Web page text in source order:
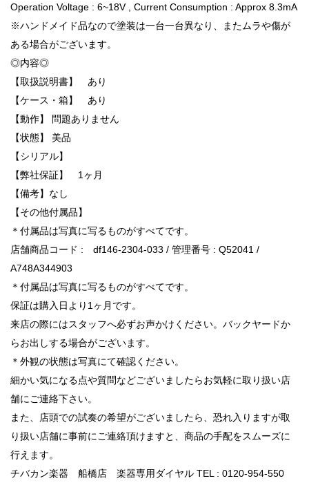
Operation Voltage : 6~18V , Current Consumption : Approx 8.3mA
※ハンドメイド品なので塗装は一台一台異なり、またムラや傷が
ある場合がございます。
◎内容◎
【取扱説明書】 あり
【ケース・箱】 あり
【動作】 問題ありません
【状態】 美品
【シリアル】
【弊社保証】 1ヶ月
【備考】なし
【その他付属品】
＊付属品は写真に写るものがすべてです。
店舗商品コード : df146-2304-033 / 管理番号 : Q52041 /
A748A344903
＊付属品は写真に写るものがすべてです。
保証は購入日より1ヶ月です。
来店の際にはスタッフへ必ずお声かけください。バックヤードか
らお出しする場合がございます。
＊外観の状態は写真にて確認ください。
細かい気になる点や質問などございましたらお気軽に取り扱い店
舗にご連絡下さい。
また、店頭での試奏の希望がございましたら、恐れ入りますが取
り扱い店舗に事前にご連絡頂けますと、商品の手配をスムーズに
行えます。
チバカン楽器 船橋店 楽器専用ダイヤル TEL : 0120-954-550